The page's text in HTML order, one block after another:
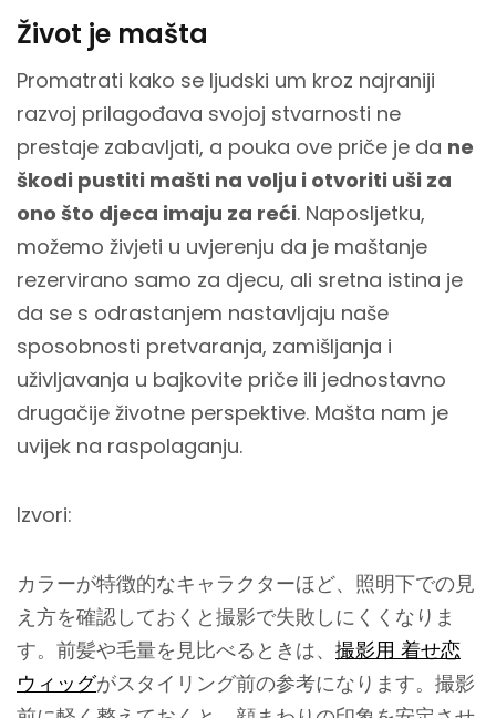
Život je mašta
Promatrati kako se ljudski um kroz najraniji
razvoj prilagođava svojoj stvarnosti ne
prestaje zabavljati, a pouka ove priče je da ne
škodi pustiti mašti na volju i otvoriti uši za
ono što djeca imaju za reći. Naposljetku,
možemo živjeti u uvjerenju da je maštanje
rezervirano samo za djecu, ali sretna istina je
da se s odrastanjem nastavljaju naše
sposobnosti pretvaranja, zamišljanja i
uživljavanja u bajkovite priče ili jednostavno
drugačije životne perspektive. Mašta nam je
uvijek na raspolaganju.
Izvori:
カラーが特徴的なキャラクターほど、照明下での見
え方を確認しておくと撮影で失敗しにくくなりま
す。前髪や毛量を見比べるときは、 撮影用 着せ恋
ウィッグがスタイリング前の参考になります。撮影